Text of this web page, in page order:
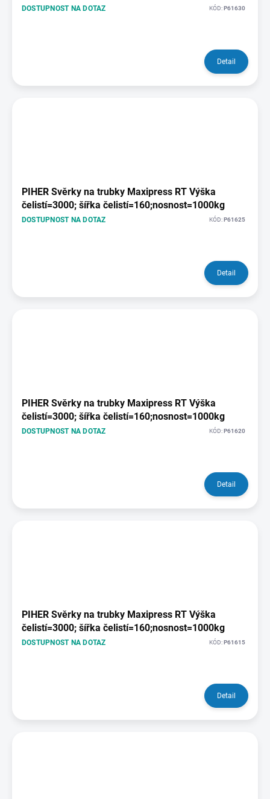
DOSTUPNOST NA DOTAZ KÓD:P61630
Detail
PIHER Svěrky na trubky Maxipress RT Výška
čelistí=3000; šířka čelistí=160;nosnost=1000kg
DOSTUPNOST NA DOTAZ KÓD:P61625
Detail
PIHER Svěrky na trubky Maxipress RT Výška
čelistí=3000; šířka čelistí=160;nosnost=1000kg
DOSTUPNOST NA DOTAZ KÓD:P61620
Detail
PIHER Svěrky na trubky Maxipress RT Výška
čelistí=3000; šířka čelistí=160;nosnost=1000kg
DOSTUPNOST NA DOTAZ KÓD:P61615
Detail